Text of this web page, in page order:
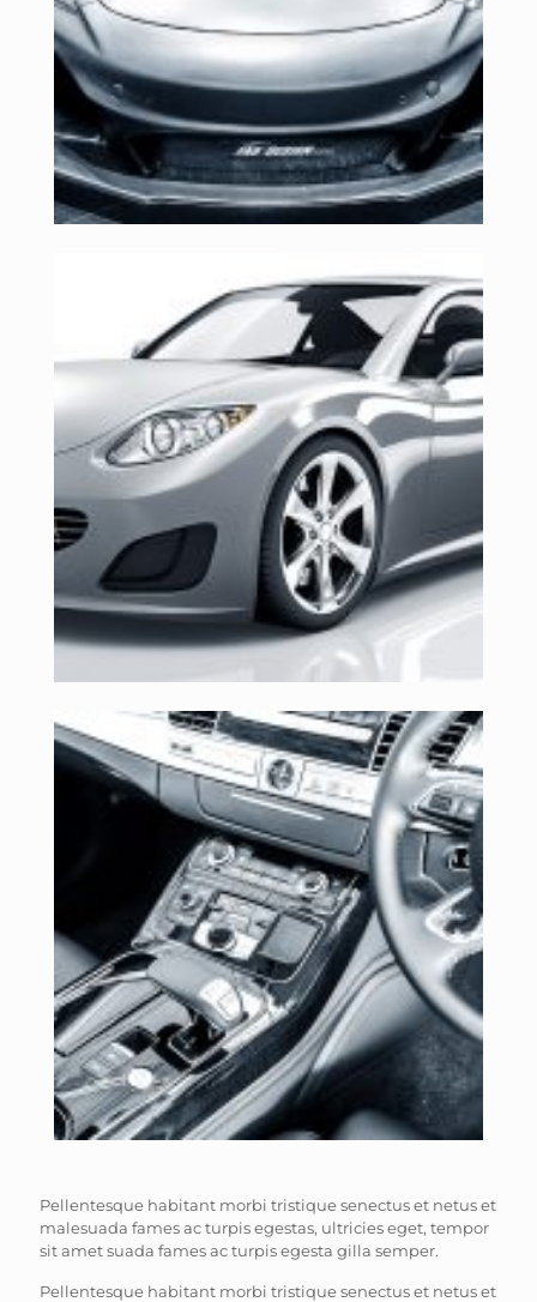
Pellentesque habitant morbi tristique senectus et netus et
malesuada fames ac turpis egestas, ultricies eget, tempor
sit amet suada fames ac turpis egesta gilla semper.
Pellentesque habitant morbi tristique senectus et netus et